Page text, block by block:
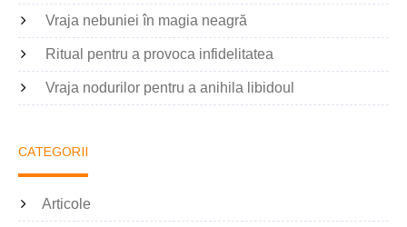
Vraja nebuniei în magia neagră
Ritual pentru a provoca infidelitatea
Vraja nodurilor pentru a anihila libidoul
CATEGORII
Articole